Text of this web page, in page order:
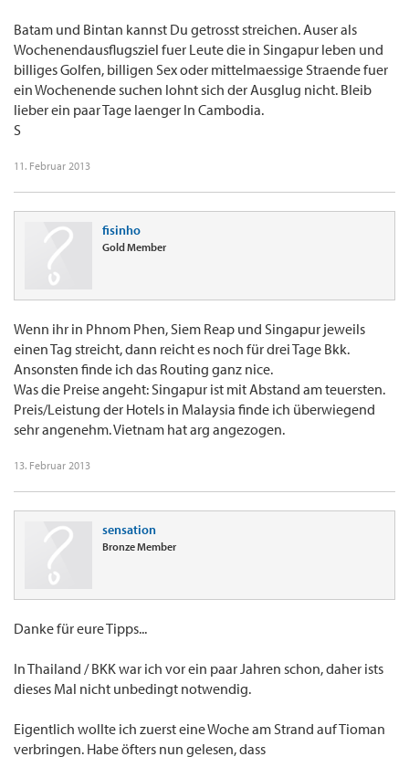
Batam und Bintan kannst Du getrosst streichen. Auser als
Wochenendausflugsziel fuer Leute die in Singapur leben und
billiges Golfen, billigen Sex oder mittelmaessige Straende fuer
ein Wochenende suchen lohnt sich der Ausglug nicht. Bleib
lieber ein paar Tage laenger In Cambodia.
S
11. Februar 2013
fisinho
Gold Member
Wenn ihr in Phnom Phen, Siem Reap und Singapur jeweils
einen Tag streicht, dann reicht es noch für drei Tage Bkk.
Ansonsten finde ich das Routing ganz nice.
Was die Preise angeht: Singapur ist mit Abstand am teuersten.
Preis/Leistung der Hotels in Malaysia finde ich überwiegend
sehr angenehm. Vietnam hat arg angezogen.
13. Februar 2013
sensation
Bronze Member
Danke für eure Tipps...
In Thailand / BKK war ich vor ein paar Jahren schon, daher ists
dieses Mal nicht unbedingt notwendig.
Eigentlich wollte ich zuerst eine Woche am Strand auf Tioman
verbringen. Habe öfters nun gelesen, dass